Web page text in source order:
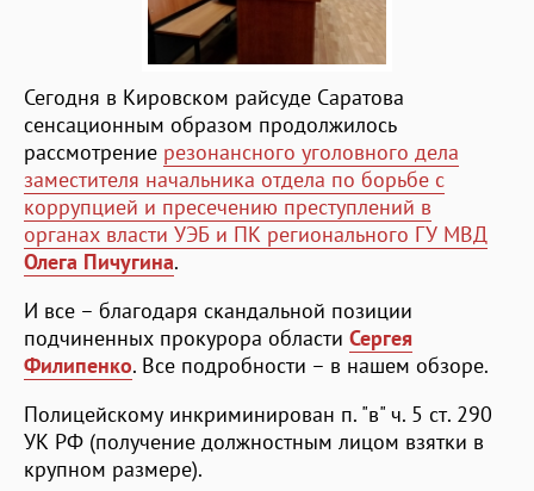
Сегодня в Кировском райсуде Саратова
сенсационным образом продолжилось
рассмотрение резонансного уголовного дела
заместителя начальника отдела по борьбе с
коррупцией и пресечению преступлений в
органах власти УЭБ и ПК регионального ГУ МВД
Олега Пичугина.
И все – благодаря скандальной позиции
подчиненных прокурора области Сергея
Филипенко. Все подробности – в нашем обзоре.
Полицейскому инкриминирован п. "в" ч. 5 ст. 290
УК РФ (получение должностным лицом взятки в
крупном размере).